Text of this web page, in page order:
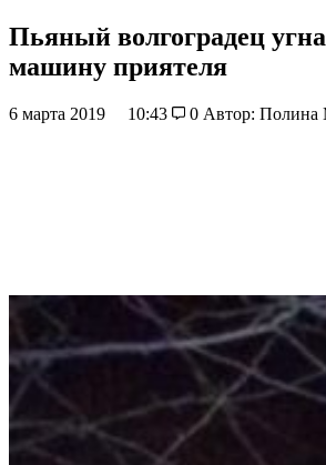
Пьяный волгоградец
машину приятеля
6 марта 2019 10:43 0 Автор: Полина